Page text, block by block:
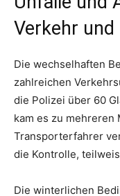
Verkehr
Die wechselhaften
zahlreichen
die Polizei über 60
kam es zu mehreren
Transporterfahrer
die Kontrolle,
Die winterlichen